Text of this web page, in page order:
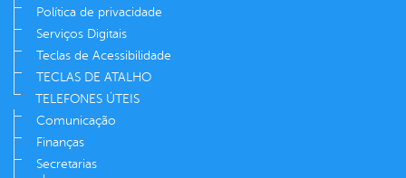
Política de privacidade
Serviços Digitais
Teclas de Acessibilidade
TECLAS DE ATALHO
TELEFONES ÚTEIS
Comunicação
Finanças
Secretarias